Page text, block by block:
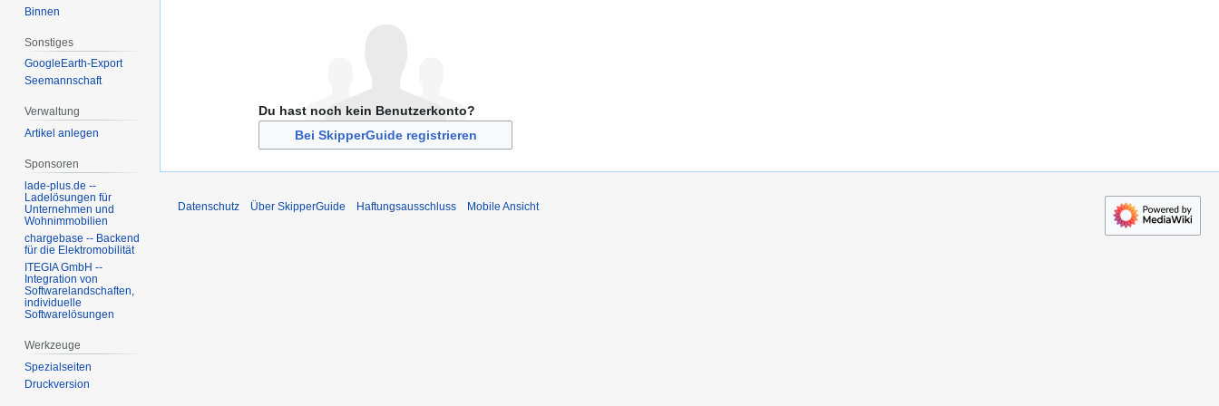
Du hast noch kein Benutzerkonto?
Bei SkipperGuide registrieren
Binnen
Sonstiges
GoogleEarth-Export
Seemannschaft
Verwaltung
Artikel anlegen
Sponsoren
lade-plus.de --
Ladelösungen für
Unternehmen und
Wohnimmobilien
chargebase -- Backend
für die Elektromobilität
ITEGIA GmbH --
Integration von
Softwarelandschaften,
individuelle
Softwarelösungen
Werkzeuge
Spezialseiten
Druckversion
Datenschutz Über SkipperGuide Haftungsausschluss Mobile Ansicht